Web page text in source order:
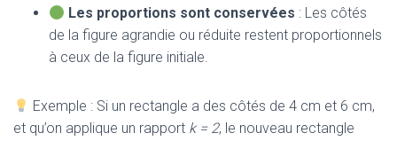
Les proportions sont conservées : Les côtés
de la figure agrandie ou réduite restent proportionnels
à ceux de la figure initiale.
Exemple : Si un rectangle a des côtés de 4 cm et 6 cm,
et qu’on applique un rapport k = 2, le nouveau rectangle